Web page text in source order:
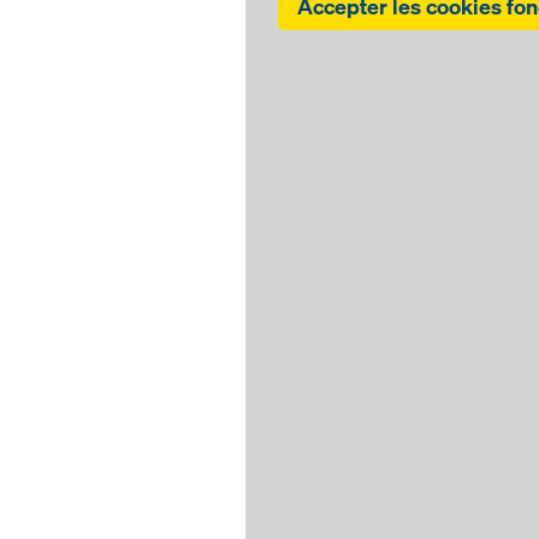
Accepter les cookies